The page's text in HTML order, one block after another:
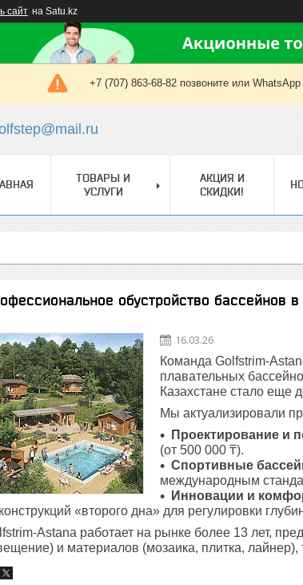
сайт на Satu.kz
+7 (707) 863-68-82 позвоните или
ТОВАРЫ И
УСЛУГИ
АКЦИЯ И
СКИДКИ!
обустройство бассейнов в
16.03.26
Команда Golfstrim-
плавательных
Казахстане стало еще
Мы актуализировали
Проектирование и
(от 500 000 ₸).
Спортивные
международным
Инновации и
конструкций «второго дна» для регулировки
Astana работает на рынке более 13 лет,
и материалов (мозаика, плитка,